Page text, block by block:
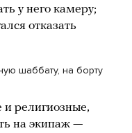
у него камеру;
отказать
шаббату, на борту
и религиозные,
на экипаж —